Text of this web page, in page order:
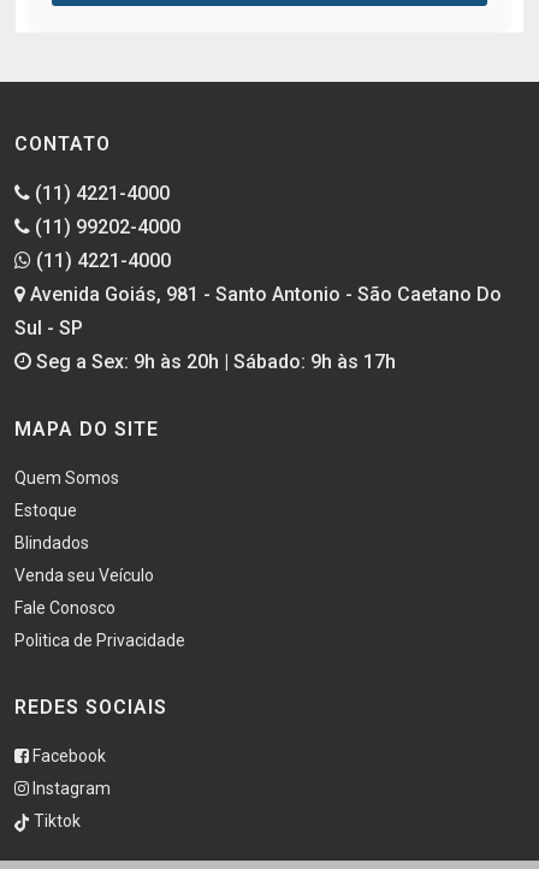
CONTATO
(11) 4221-4000
(11) 99202-4000
(11) 4221-4000
Avenida Goiás, 981 - Santo Antonio - São Caetano Do
Sul - SP
Seg a Sex: 9h às 20h | Sábado: 9h às 17h
MAPA DO SITE
Quem Somos
Estoque
Blindados
Venda seu Veículo
Fale Conosco
Politica de Privacidade
REDES SOCIAIS
Facebook
Instagram
Tiktok